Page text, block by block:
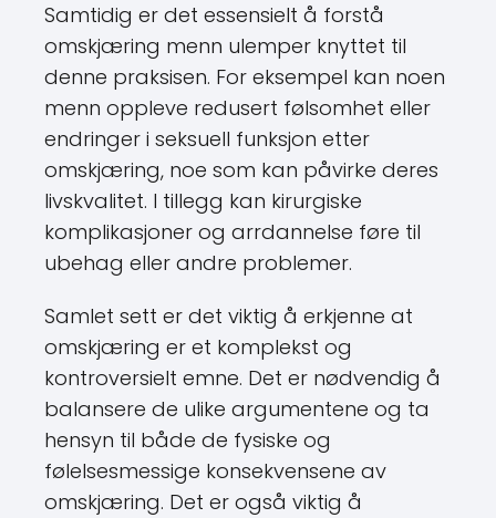
Samtidig er det essensielt å forstå
omskjæring menn ulemper knyttet til
denne praksisen. For eksempel kan noen
menn oppleve redusert følsomhet eller
endringer i seksuell funksjon etter
omskjæring, noe som kan påvirke deres
livskvalitet. I tillegg kan kirurgiske
komplikasjoner og arrdannelse føre til
ubehag eller andre problemer.
Samlet sett er det viktig å erkjenne at
omskjæring er et komplekst og
kontroversielt emne. Det er nødvendig å
balansere de ulike argumentene og ta
hensyn til både de fysiske og
følelsesmessige konsekvensene av
omskjæring. Det er også viktig å